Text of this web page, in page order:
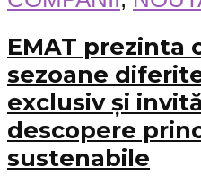
EMAT prezinta
sezoane
exclusiv și
descopere
sustenabile